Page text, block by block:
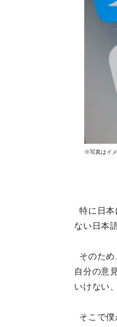
※写真はイ
特に日
ない日本
そのた
自分の意
いけない
そこで